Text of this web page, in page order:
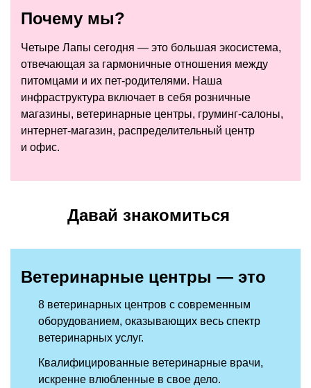
Почему мы?
Четыре Лапы сегодня — это большая экосистема,
отвечающая за гармоничные отношения между
питомцами и их пет-родителями. Наша
инфраструктура включает в себя розничные
магазины, ветеринарные центры, груминг-салоны,
интернет-магазин, распределительный центр
и офис.
Давай знакомиться
Ветеринарные центры — это
8 ветеринарных центров с современным
оборудованием, оказывающих весь спектр
ветеринарных услуг.
Квалифицированные ветеринарные врачи,
искренне влюбленные в свое дело.